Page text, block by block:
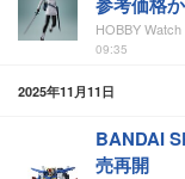
HOBBY Watch
09:35
2025年11月11日
BANDAI
売再開